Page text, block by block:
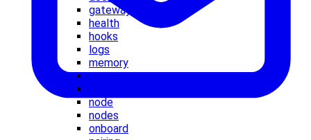
gateway
health
hooks
logs
memory
message
node
nodes
onboard